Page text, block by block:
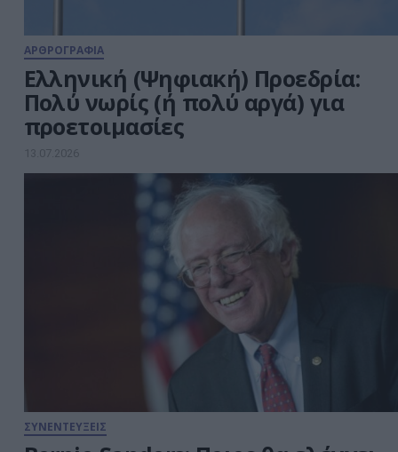
ΑΡΘΡΟΓΡΑΦΙΑ
Ελληνική (Ψηφιακή) Προεδρία:
Πολύ νωρίς (ή πολύ αργά) για
προετοιμασίες
13.07.2026
ΣΥΝΕΝΤΕΥΞΕΙΣ